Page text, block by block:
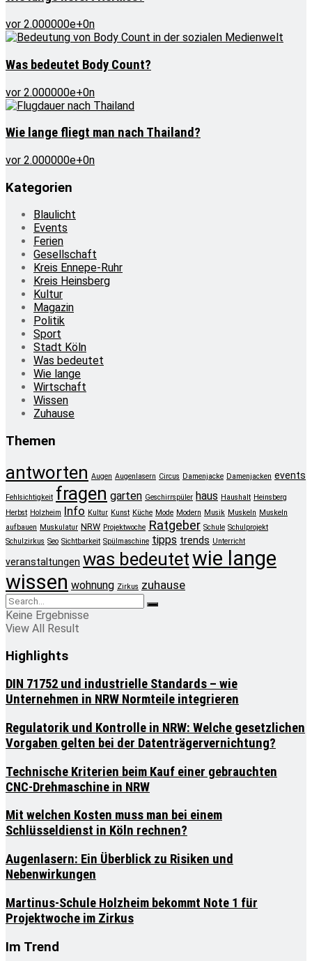
vor 2.000000e+0n
Was bedeutet Body Count?
vor 2.000000e+0n
Wie lange fliegt man nach Thailand?
vor 2.000000e+0n
Kategorien
Blaulicht
Events
Ferien
Gesellschaft
Kreis Ennepe-Ruhr
Kreis Heinsberg
Kultur
Magazin
Politik
Sport
Stadt Köln
Was bedeutet
Wie lange
Wirtschaft
Wissen
Zuhause
Themen
antworten Augen Augenlasern Circus Damenjacke Damenjacken events
Fehlsichtigkeit fragen garten Geschirrspüler haus Haushalt Heinsberg
Herbst Holzheim Info Kultur Kunst Küche Mode Modern Musik Muskeln Muskeln
aufbauen Muskulatur NRW Projektwoche Ratgeber Schule Schulprojekt
Schulzirkus Seo Sichtbarkeit Spülmaschine tipps trends Unterricht
veranstaltungen was bedeutetwie lange
wissen wohnung Zirkus zuhause
Keine Ergebnisse
View All Result
Highlights
DIN 71752 und industrielle Standards – wie
Unternehmen in NRW Normteile integrieren
Regulatorik und Kontrolle in NRW: Welche gesetzlichen
Vorgaben gelten bei der Datenträgervernichtung?
Technische Kriterien beim Kauf einer gebrauchten
CNC-Drehmaschine in NRW
Mit welchen Kosten muss man bei einem
Schlüsseldienst in Köln rechnen?
Augenlasern: Ein Überblick zu Risiken und
Nebenwirkungen
Martinus-Schule Holzheim bekommt Note 1 für
Projektwoche im Zirkus
Im Trend